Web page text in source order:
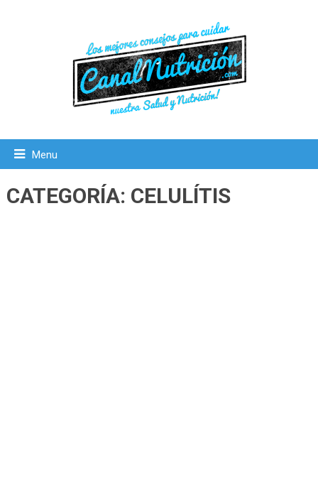
Menu
CATEGORÍA: CELULÍTIS